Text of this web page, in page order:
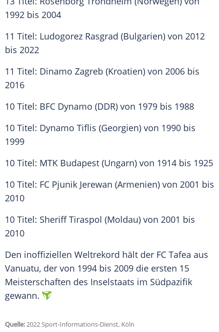
1992 bis 2004
11 Titel: Ludogorez Rasgrad (Bulgarien) von 2012
bis 2022
11 Titel: Dinamo Zagreb (Kroatien) von 2006 bis
2016
10 Titel: BFC Dynamo (DDR) von 1979 bis 1988
10 Titel: Dynamo Tiflis (Georgien) von 1990 bis
1999
10 Titel: MTK Budapest (Ungarn) von 1914 bis 1925
10 Titel: FC Pjunik Jerewan (Armenien) von 2001 bis
2010
10 Titel: Sheriff Tiraspol (Moldau) von 2001 bis
2010
Den inoffiziellen Weltrekord hält der FC Tafea aus
Vanuatu, der von 1994 bis 2009 die ersten 15
Meisterschaften des Inselstaats im Südpazifik
gewann.
Quelle:2022 Sport-Informations-Dienst, Köln